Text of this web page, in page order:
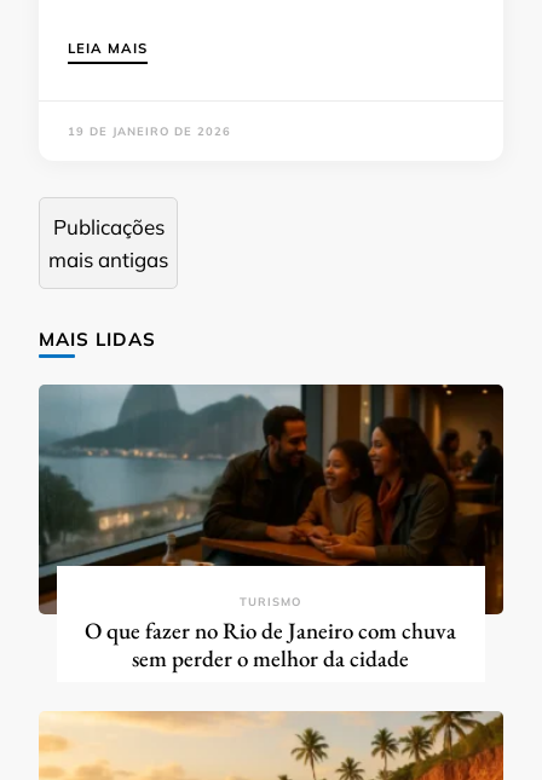
LEIA MAIS
19 DE JANEIRO DE 2026
Navegação
por
posts
Publicações
mais antigas
MAIS LIDAS
TURISMO
O que fazer no Rio de Janeiro com chuva
sem perder o melhor da cidade